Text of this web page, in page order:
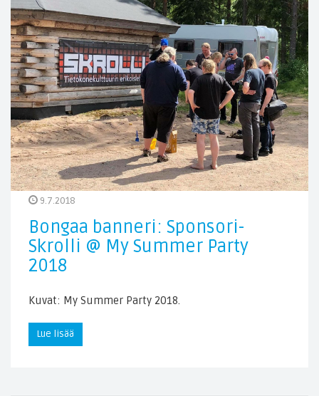
9.7.2018
Bongaa banneri: Sponsori-
Skrolli @ My Summer Party
2018
Kuvat: My Summer Party 2018.
Lue lisää